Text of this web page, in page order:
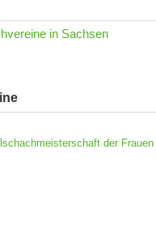
der Frauen